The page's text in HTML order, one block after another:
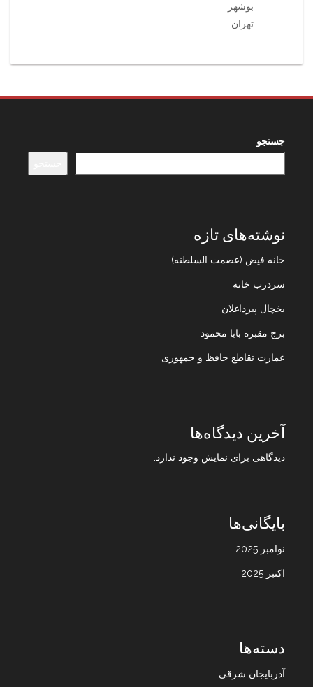
بوشهر
تهران
جستجو
نوشته‌های تازه
خانه فیض (عصمت السلطنه)
سردرب خانه
یخچال پیرداغلان
برج مقبره بابا محمود
عمارت تقاطع حافظ و جمهوری
آخرین دیدگاه‌ها
دیدگاهی برای نمایش وجود ندارد.
بایگانی‌ها
نوامبر 2025
اکتبر 2025
دسته‌ها
آذربایجان شرقی